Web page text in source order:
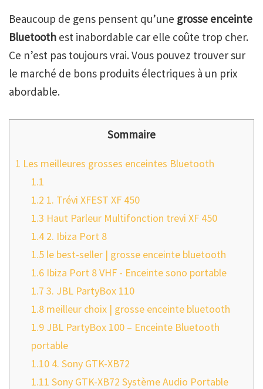
Beaucoup de gens pensent qu’une grosse enceinte
Bluetooth est inabordable car elle coûte trop cher.
Ce n’est pas toujours vrai. Vous pouvez trouver sur
le marché de bons produits électriques à un prix
abordable.
Sommaire
1 Les meilleures grosses enceintes Bluetooth
1.1
1.2 1. Trévi XFEST XF 450
1.3 Haut Parleur Multifonction trevi XF 450
1.4 2. Ibiza Port 8
1.5 le best-seller | grosse enceinte bluetooth
1.6 Ibiza Port 8 VHF - Enceinte sono portable
1.7 3. JBL PartyBox 110
1.8 meilleur choix | grosse enceinte bluetooth
1.9 JBL PartyBox 100 – Enceinte Bluetooth
portable
1.10 4. Sony GTK-XB72
1.11 Sony GTK-XB72 Système Audio Portable